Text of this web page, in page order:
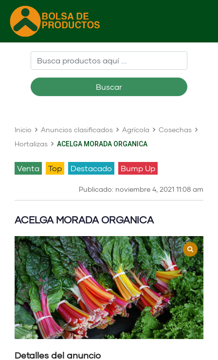
Buscar
Inicio Anuncios clasificados Agrícola
Cosechas
Hortalizas
ACELGA MORADA ORGANICA
venta Top Destacado Bump Up
Publicado: noviembre 4, 2021 11:08 am
ACELGA MORADA ORGANICA
Detalles del anuncio